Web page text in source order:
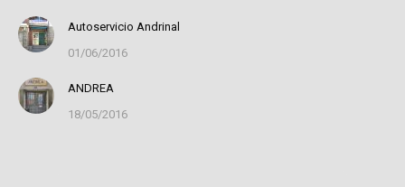
Autoservicio Andrinal
01/06/2016
ANDREA
18/05/2016